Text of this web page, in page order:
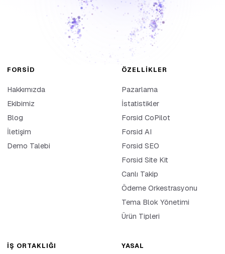
FORSID
Hakkımızda
Ekibimiz
Blog
İletişim
Demo Talebi
ÖZELLIKLER
Pazarlama
İstatistikler
Forsid CoPilot
Forsid AI
Forsid SEO
Forsid Site Kit
Canlı Takip
Ödeme Orkestrasyonu
Tema Blok Yönetimi
Ürün Tipleri
İŞ ORTAKLIĞI YASAL